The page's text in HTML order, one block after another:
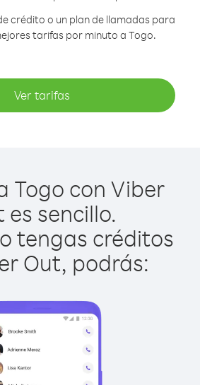
crédito o un plan de llamadas para
tarifas por minuto a Togo.
Ver tarifas
Togo con Viber
es sencillo.
tengas créditos
Out, podrás: